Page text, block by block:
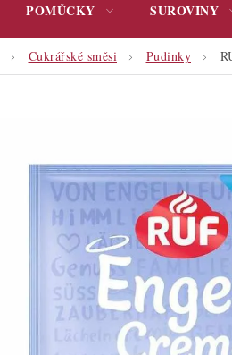
POMŮCKY SUROVINY
Cukrářské směsi Pudinky